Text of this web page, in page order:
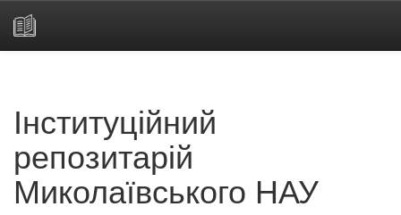
Інституційний
репозитарій
Миколаївського НАУ